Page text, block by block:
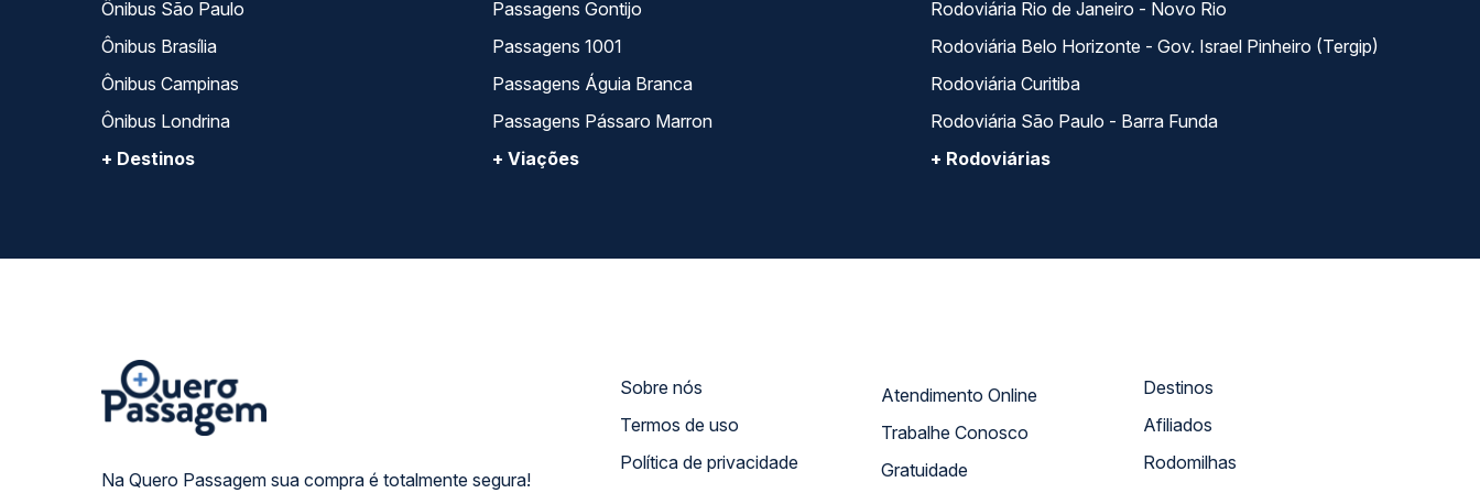
Ônibus São Paulo
Ônibus Brasília
Ônibus Campinas
Ônibus Londrina
+ Destinos
Passagens Gontijo
Passagens 1001
Passagens Águia Branca
Passagens Pássaro Marron
+ Viações
Rodoviária Rio de Janeiro - Novo Rio
Rodoviária Belo Horizonte - Gov. Israel Pinheiro (Tergip)
Rodoviária Curitiba
Rodoviária São Paulo - Barra Funda
+ Rodoviárias
Na Quero Passagem sua compra é totalmente segura!
Sobre nós
Termos de uso
Política de privacidade
Atendimento Online
Trabalhe Conosco
Gratuidade
Destinos
Afiliados
Rodomilhas